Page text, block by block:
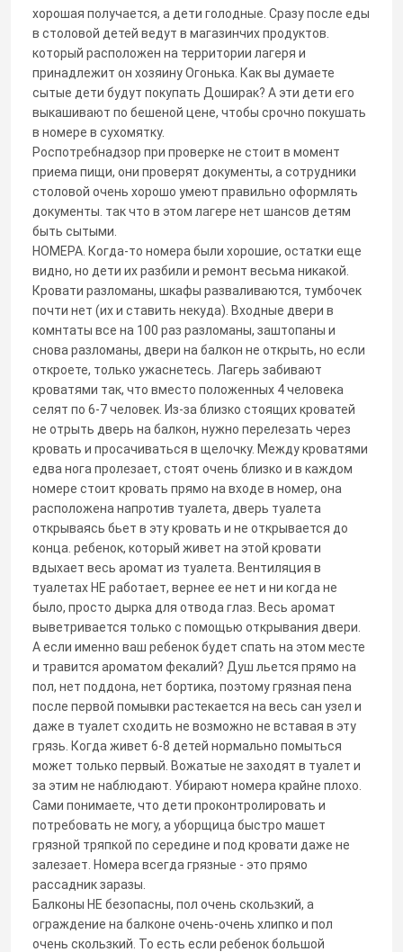
хорошая получается, а дети голодные. Сразу после еды
в столовой детей ведут в магазинчих продуктов.
который расположен на территории лагеря и
принадлежит он хозяину Огонька. Как вы думаете
сытые дети будут покупать Доширак? А эти дети его
выкашивают по бешеной цене, чтобы срочно покушать
в номере в сухомятку.
Роспотребнадзор при проверке не стоит в момент
приема пищи, они проверят документы, а сотрудники
столовой очень хорошо умеют правильно оформлять
документы. так что в этом лагере нет шансов детям
быть сытыми.
НОМЕРА. Когда-то номера были хорошие, остатки еще
видно, но дети их разбили и ремонт весьма никакой.
Кровати разломаны, шкафы разваливаются, тумбочек
почти нет (их и ставить некуда). Входные двери в
комнтаты все на 100 раз разломаны, заштопаны и
снова разломаны, двери на балкон не открыть, но если
откроете, только ужаснетесь. Лагерь забивают
кроватями так, что вместо положенных 4 человека
селят по 6-7 человек. Из-за близко стоящих кроватей
не отрыть дверь на балкон, нужно перелезать через
кровать и просачиваться в щелочку. Между кроватями
едва нога пролезает, стоят очень близко и в каждом
номере стоит кровать прямо на входе в номер, она
расположена напротив туалета, дверь туалета
открываясь бьет в эту кровать и не открывается до
конца. ребенок, который живет на этой кровати
вдыхает весь аромат из туалета. Вентиляция в
туалетах НЕ работает, вернее ее нет и ни когда не
было, просто дырка для отвода глаз. Весь аромат
выветривается только с помощью открывания двери.
А если именно ваш ребенок будет спать на этом месте
и травится ароматом фекалий? Душ льется прямо на
пол, нет поддона, нет бортика, поэтому грязная пена
после первой помывки растекается на весь сан узел и
даже в туалет сходить не возможно не вставая в эту
грязь. Когда живет 6-8 детей нормально помыться
может только первый. Вожатые не заходят в туалет и
за этим не наблюдают. Убирают номера крайне плохо.
Сами понимаете, что дети проконтролировать и
потребовать не могу, а уборщица быстро машет
грязной тряпкой по середине и под кровати даже не
залезает. Номера всегда грязные - это прямо
рассадник заразы.
Балконы НЕ безопасны, пол очень скользкий, а
ограждение на балконе очень-очень хлипко и пол
очень скользкий. То есть если ребенок большой